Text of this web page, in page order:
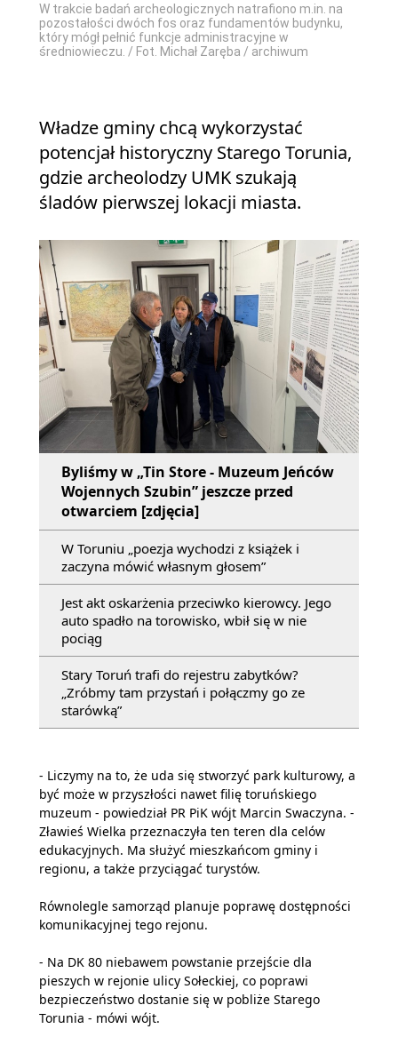
W trakcie badań archeologicznych natrafiono m.in. na
pozostałości dwóch fos oraz fundamentów budynku,
który mógł pełnić funkcje administracyjne w
średniowieczu. / Fot. Michał Zaręba / archiwum
Władze gminy chcą wykorzystać
potencjał historyczny Starego Torunia,
gdzie archeolodzy UMK szukają
śladów pierwszej lokacji miasta.
Byliśmy w „Tin Store - Muzeum Jeńców
Wojennych Szubin” jeszcze przed
otwarciem [zdjęcia]
W Toruniu „poezja wychodzi z książek i
zaczyna mówić własnym głosem”
Jest akt oskarżenia przeciwko kierowcy. Jego
auto spadło na torowisko, wbił się w nie
pociąg
Stary Toruń trafi do rejestru zabytków?
„Zróbmy tam przystań i połączmy go ze
starówką”
- Liczymy na to, że uda się stworzyć park kulturowy, a
być może w przyszłości nawet filię toruńskiego
muzeum - powiedział PR PiK wójt Marcin Swaczyna. -
Zławieś Wielka przeznaczyła ten teren dla celów
edukacyjnych. Ma służyć mieszkańcom gminy i
regionu, a także przyciągać turystów.
Równolegle samorząd planuje poprawę dostępności
komunikacyjnej tego rejonu.
- Na DK 80 niebawem powstanie przejście dla
pieszych w rejonie ulicy Sołeckiej, co poprawi
bezpieczeństwo dostanie się w pobliże Starego
Torunia - mówi wójt.